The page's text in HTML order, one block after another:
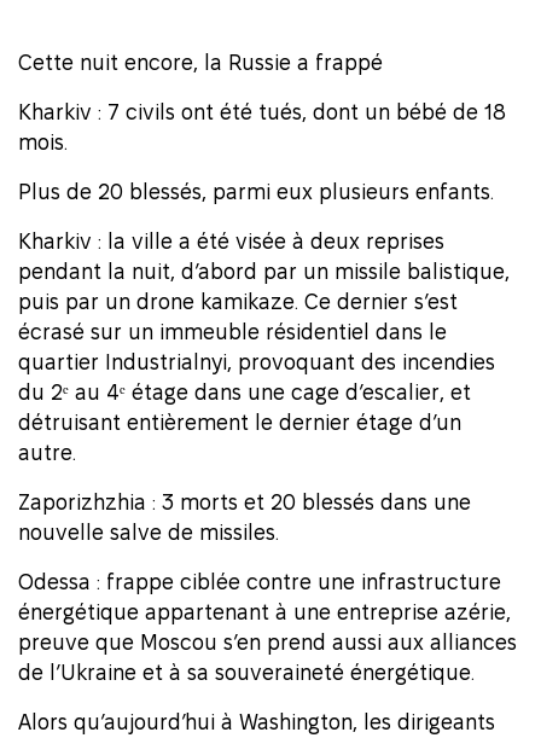
Cette nuit encore, la Russie a frappé
Kharkiv : 7 civils ont été tués, dont un bébé de 18
mois.
Plus de 20 blessés, parmi eux plusieurs enfants.
Kharkiv : la ville a été visée à deux reprises
pendant la nuit, d’abord par un missile balistique,
puis par un drone kamikaze. Ce dernier s’est
écrasé sur un immeuble résidentiel dans le
quartier Industrialnyi, provoquant des incendies
du 2ᵉ au 4ᵉ étage dans une cage d’escalier, et
détruisant entièrement le dernier étage d’un
autre.
Zaporizhzhia : 3 morts et 20 blessés dans une
nouvelle salve de missiles.
Odessa : frappe ciblée contre une infrastructure
énergétique appartenant à une entreprise azérie,
preuve que Moscou s’en prend aussi aux alliances
de l’Ukraine et à sa souveraineté énergétique.
Alors qu’aujourd’hui à Washington, les dirigeants